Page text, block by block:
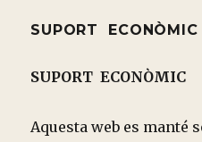
SUPORT ECONÒMIC
SUPORT ECONÒMIC
Aquesta web es manté